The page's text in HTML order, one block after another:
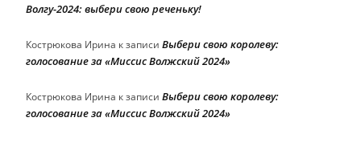
Волгу-2024: выбери свою реченьку!
Кострюкова Ирина к записи Выбери свою королеву:
голосование за «Миссис Волжский 2024»
Кострюкова Ирина к записи Выбери свою королеву:
голосование за «Миссис Волжский 2024»